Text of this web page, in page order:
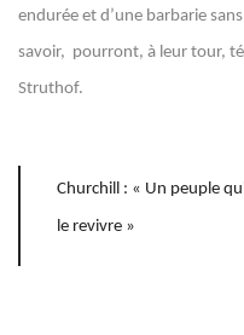
endurée et d’une barbarie
savoir, pourront, à leur tour,
Struthof.
Churchill : « Un peuple
le revivre »